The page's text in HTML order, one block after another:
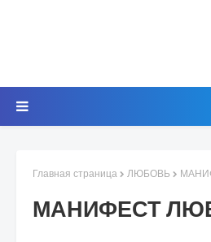
Главная страница ЛЮБОВЬ
МАНИФЕСТ